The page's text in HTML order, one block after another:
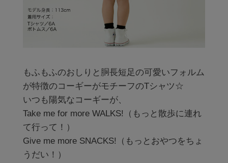
もふもふのおしりと胴長短足の可愛いフォルム
が特徴のコーギーがモチーフのTシャツ☆
いつも陽気なコーギーが、
Take me for more WALKS!（もっと散歩に連れ
て行って！）
Give me more SNACKS!（もっとおやつをちょ
うだい！）